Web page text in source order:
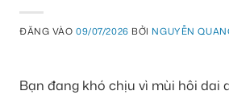
ĐĂNG VÀO09/07/2026 BỞI NGUYỄN
Bạn đang khó chịu vì mùi hôi dai